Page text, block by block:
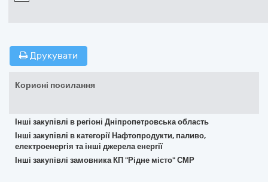
Друкувати
Корисні посилання
Інші закупівлі в регіоні Дніпропетровська область
Інші закупівлі в категорії Нафтопродукти, паливо,
електроенергія та інші джерела енергії
Інші закупівлі замовника КП "Рідне місто" СМР